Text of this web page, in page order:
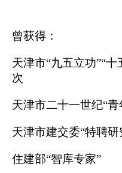
曾获得：
天津市“九五立功”“
次
天津市二十一世纪“
天津市建交委“特聘研
住建部“智库专家”